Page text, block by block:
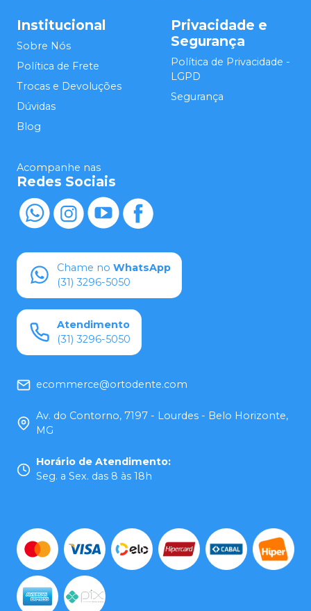
Institucional
Sobre Nós
Política de Frete
Trocas e Devoluções
Dúvidas
Blog
Privacidade e
Segurança
Política de Privacidade -
LGPD
Segurança
Acompanhe nas
Redes Sociais
Chame no WhatsApp
(31) 3296-5050
Atendimento
(31) 3296-5050
ecommerce@ortodente.com
Av. do Contorno, 7197 - Lourdes - Belo Horizonte,
MG
Horário de Atendimento:
Seg. a Sex. das 8 às 18h